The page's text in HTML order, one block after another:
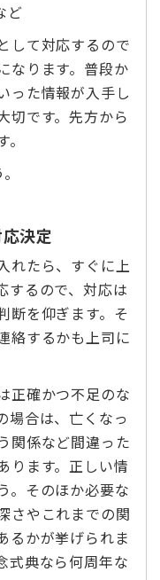
ど
して対応するので
なります。普段か
った情報が入手し
切です。先方から
決定
れたら、すぐに上
するので、対応は
断を仰ぎます。そ
絡するかも上司に
正確かつ不足のな
場合は、亡くなっ
関係など間違った
ります。正しい情
。そのほか必要な
さやこれまでの関
るかが挙げられま
式典なら何周年な